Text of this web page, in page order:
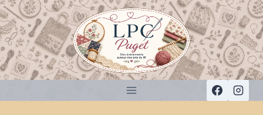
Aller
au
contenu